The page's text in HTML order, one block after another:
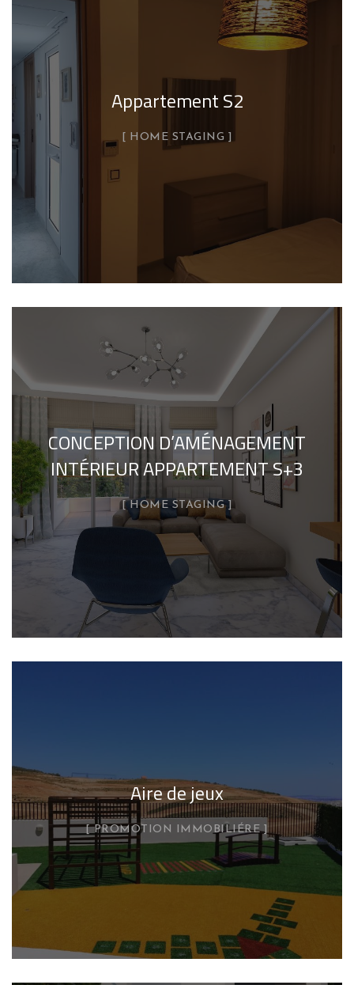
Appartement S2
HOME STAGING
CONCEPTION D’AMÉNAGEMENT
INTÉRIEUR APPARTEMENT S+3
HOME STAGING
Aire de jeux
PROMOTION IMMOBILIÉRE